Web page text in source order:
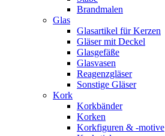
Brandmalen
Glas
Glasartikel für Kerzen
Gläser mit Deckel
Glasgefäße
Glasvasen
Reagenzgläser
Sonstige Gläser
Kork
Korkbänder
Korken
Korkfiguren & -motive